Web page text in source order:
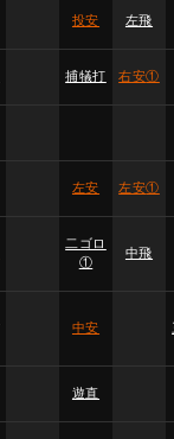
投安 左飛
捕犠打 右安①
左安 左安①
二ゴロ
①
中飛
中安
遊直